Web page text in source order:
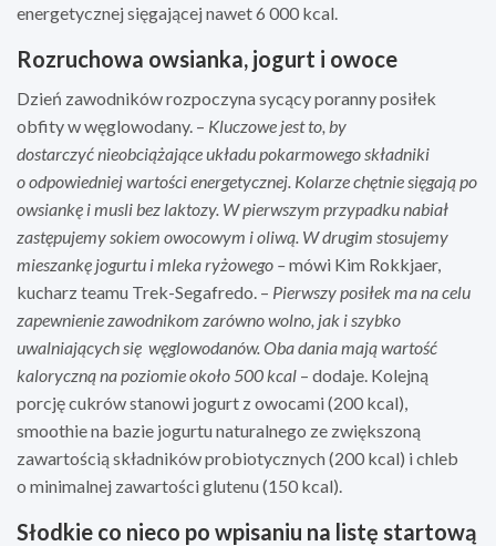
energetycznej sięgającej nawet 6 000 kcal.
Rozruchowa owsianka, jogurt i owoce
Dzień zawodników rozpoczyna sycący poranny posiłek
obfity w węglowodany. – Kluczowe jest to, by
dostarczyć nieobciążające układu pokarmowego składniki
o odpowiedniej wartości energetycznej. Kolarze chętnie sięgają po
owsiankę i musli bez laktozy. W pierwszym przypadku nabiał
zastępujemy sokiem owocowym i oliwą. W drugim stosujemy
mieszankę jogurtu i mleka ryżowego –mówi Kim Rokkjaer,
kucharz teamu Trek-Segafredo. – Pierwszy posiłek ma na celu
zapewnienie zawodnikom zarówno wolno, jak i szybko
uwalniających się węglowodanów. Oba dania mają wartość
kaloryczną na poziomie około 500 kcal – dodaje. Kolejną
porcję cukrów stanowi jogurt z owocami (200 kcal),
smoothie na bazie jogurtu naturalnego ze zwiększoną
zawartością składników probiotycznych (200 kcal) i chleb
o minimalnej zawartości glutenu (150 kcal).
Słodkie co nieco po wpisaniu na listę startową